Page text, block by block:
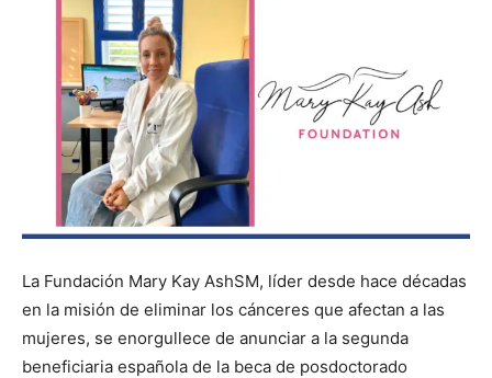
La Fundación Mary Kay AshSM, líder desde hace décadas
en la misión de eliminar los cánceres que afectan a las
mujeres, se enorgullece de anunciar a la segunda
beneficiaria española de la beca de posdoctorado